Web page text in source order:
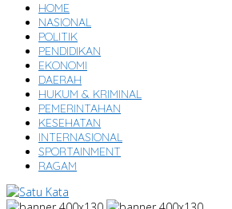
HOME
NASIONAL
POLITIK
PENDIDIKAN
EKONOMI
DAERAH
HUKUM & KRIMINAL
PEMERINTAHAN
KESEHATAN
INTERNASIONAL
SPORTAINMENT
RAGAM